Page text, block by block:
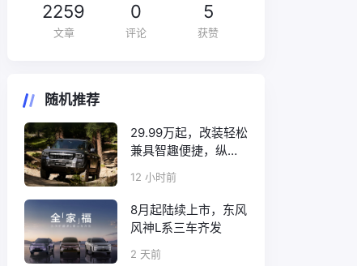
2259
文章
0
评论
5
获赞
随机推荐
29.99万起，改装轻松
兼具智趣便捷，纵横
F700上市
12 小时前
8月起陆续上市，东风
风神L系三车齐发
2 天前